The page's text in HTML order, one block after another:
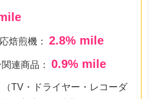
焙煎機：2.8% mile
関連商品：0.9% mile
TV・ドライヤー・レコーダ